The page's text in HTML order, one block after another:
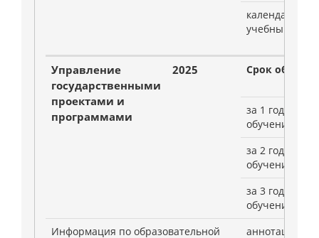
календарный
учебный
Управление
государственными
проектами и
программами
2025 Срок
за 1 год
обучения
за 2 год
обучения
за 3 год
обучения
Информация по образовательной
аннотации,